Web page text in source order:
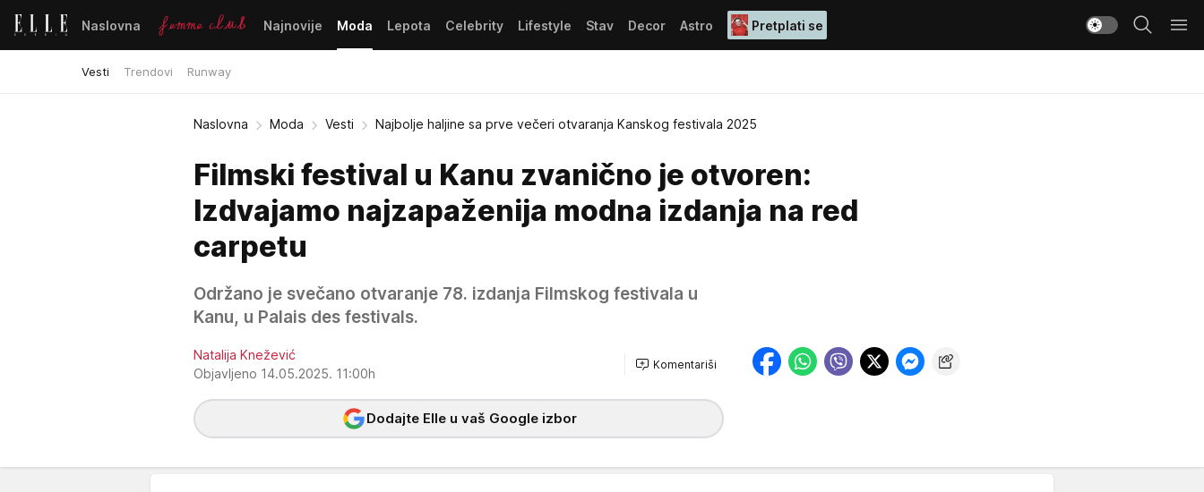
Naslovna Najnovije Moda
Vesti Trendovi Runway
Lepota Celebrity Lifestyle Stav Decor Astro Pretplati se
Naslovna Moda Vesti Najbolje haljine sa prve večeri otvaranja Kanskog festivala 2025
Filmski festival u Kanu zvanično je otvoren:
Izdvajamo najzapaženija modna izdanja na red
carpetu
Održano je svečano otvaranje 78. izdanja Filmskog festivala u
Kanu, u Palais des festivals.
Natalija Knežević
Objavljeno 14.05.2025. 11:00h
Komentariši
Dodajte Elle u vaš Google izbor